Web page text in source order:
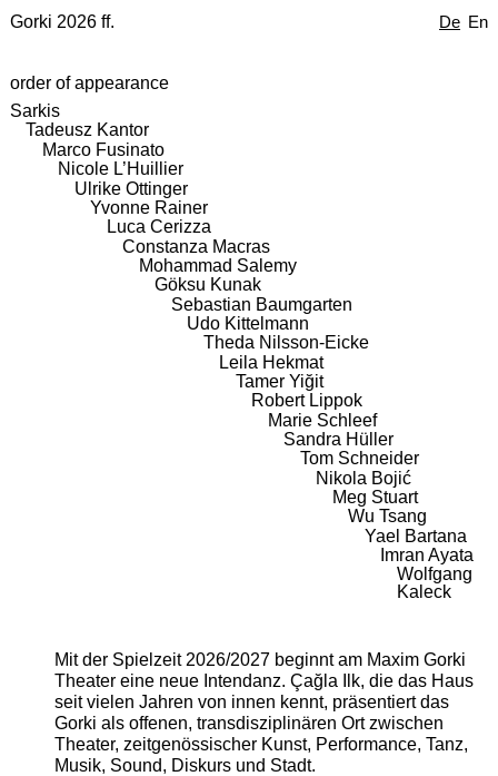
De En
Gorki 2026 ff.
order of appearance
Sarkis
Tadeusz Kantor
Marco Fusinato
Nicole L’Huillier
Ulrike Ottinger
Yvonne Rainer
Luca Cerizza
Constanza Macras
Mohammad Salemy
Göksu Kunak
Sebastian Baumgarten
Udo Kittelmann
Theda Nilsson-Eicke
Leila Hekmat
Tamer Yiğit
Robert Lippok
Marie Schleef
Sandra Hüller
Tom Schneider
Nikola Bojić
Meg Stuart
Wu Tsang
Yael Bartana
Imran Ayata
Wolfgang
Kaleck
Mit der Spielzeit 2026/2027 beginnt am Maxim Gorki
Theater eine neue Intendanz. Çağla Ilk, die das Haus
seit vielen Jahren von innen kennt, präsentiert das
Gorki als offenen, transdisziplinären Ort zwischen
Theater, zeitgenössischer Kunst, Performance, Tanz,
Musik, Sound, Diskurs und Stadt.